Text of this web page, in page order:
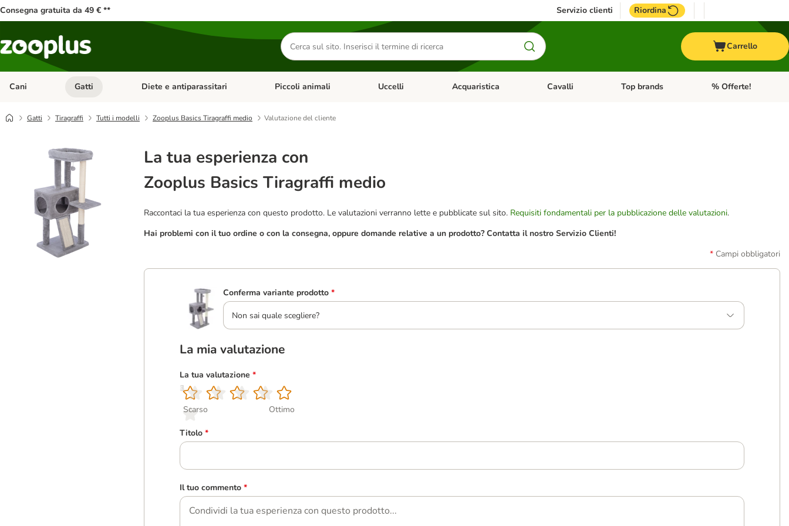
Consegna gratuita da 49 € ** Servizio clienti Riordina
Cerca
prodotti
Carrello
Cani Apri Menu Categoria: Cani
Gatti Apri Menu Categoria: Gatti
Diete e antiparassitari Apri Menu Categoria: Diete e antiparassitari
Piccoli animali Apri Menu Categoria: Piccoli animali
Uccelli Apri Menu Categoria: Uccelli
Acquaristica Apri Menu Categoria: Acquaristica
Cavalli Apri Menu Categoria: Cavalli
Top brands Apri Menu Categoria:
% Offerte!
Gatti Tiragraffi Tutti i modelli Zooplus Basics Tiragraffi medio Valutazione del cliente
La tua esperienza con
Zooplus Basics Tiragraffi medio
Raccontaci la tua esperienza con questo prodotto. Le valutazioni verranno lette e pubblicate sul sito. Requisiti fondamentali per la pubblicazione delle valutazioni.
Hai problemi con il tuo ordine o con la consegna, oppure domande relative a un prodotto? Contatta il nostro Servizio Clienti!
Campi obbligatori
Conferma variante prodotto *
Non sai quale scegliere?
La mia valutazione
La tua valutazione *
1
Scarso
2
3
4
5
Ottimo
Titolo *
Il tuo commento *